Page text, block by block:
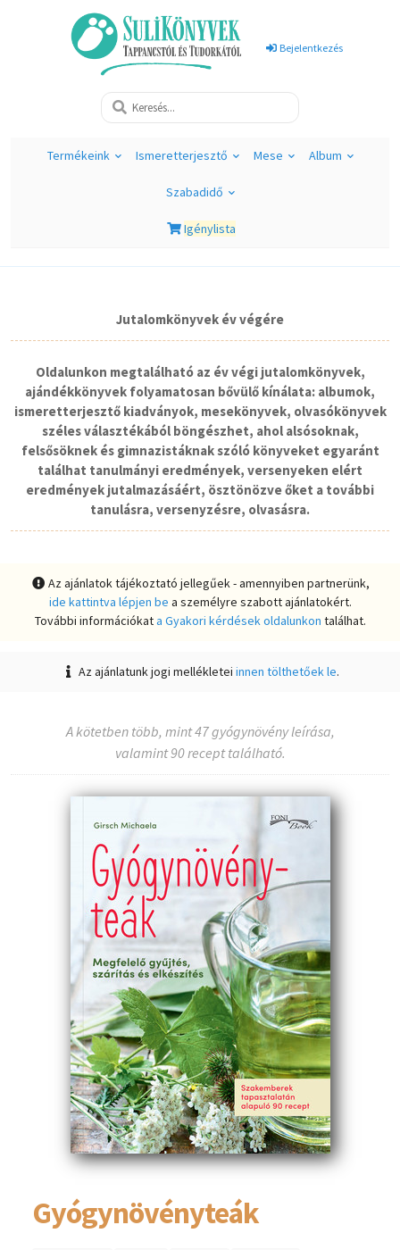
Bejelentkezés
Termékeink Ismeretterjesztő Mese Album
Szabadidő
Igénylista
Jutalomkönyvek év végére
Oldalunkon megtalálható az év végi jutalomkönyvek,
ajándékkönyvek folyamatosan bővülő kínálata: albumok,
ismeretterjesztő kiadványok, mesekönyvek, olvasókönyvek
széles választékából böngészhet, ahol alsósoknak,
felsősöknek és gimnazistáknak szóló könyveket egyaránt
találhat tanulmányi eredmények, versenyeken elért
eredmények jutalmazásáért, ösztönözve őket a további
tanulásra, versenyzésre, olvasásra.
Az ajánlatok tájékoztató jellegűek - amennyiben partnerünk,
ide kattintva lépjen be a személyre szabott ajánlatokért.
További információkata Gyakori kérdések oldalunkon találhat.
Az ajánlatunk jogi mellékleteiinnen tölthetőek le.
A kötetben több, mint 47 gyógynövény leírása,
valamint 90 recept található.
Gyógynövényteák